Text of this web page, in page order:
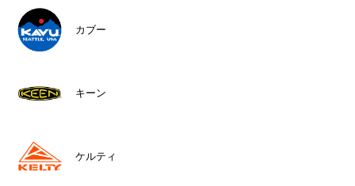
カブー
キーン
ケルティ